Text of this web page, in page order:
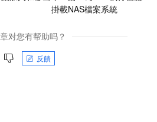
掛載NAS檔案系統
对您有帮助吗？
反饋